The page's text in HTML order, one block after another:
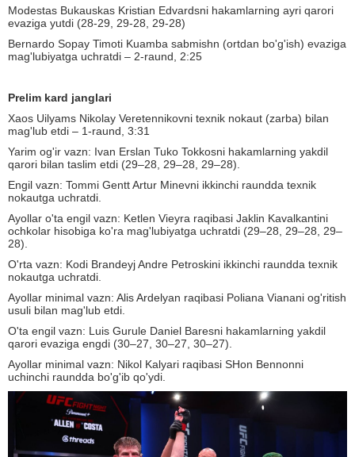
Modestas Bukauskas Kristian Edvardsni hakamlarning ayri qarori
evaziga yutdi (28-29, 29-28, 29-28)
Bernardo Sopay Timoti Kuamba sabmishn (ortdan bo'g'ish) evaziga
mag'lubiyatga uchratdi – 2-raund, 2:25
Prelim kard janglari
Xaos Uilyams Nikolay Veretennikovni texnik nokaut (zarba) bilan
mag'lub etdi – 1-raund, 3:31
Yarim og'ir vazn: Ivan Erslan Tuko Tokkosni hakamlarning yakdil
qarori bilan taslim etdi (29–28, 29–28, 29–28).
Engil vazn: Tommi Gentt Artur Minevni ikkinchi raundda texnik
nokautga uchratdi.
Ayollar o'ta engil vazn: Ketlen Vieyra raqibasi Jaklin Kavalkantini
ochkolar hisobiga ko'ra mag'lubiyatga uchratdi (29–28, 29–28, 29–
28).
O'rta vazn: Kodi Brandeyj Andre Petroskini ikkinchi raundda texnik
nokautga uchratdi.
Ayollar minimal vazn: Alis Ardelyan raqibasi Poliana Vianani og'ritish
usuli bilan mag'lub etdi.
O'ta engil vazn: Luis Gurule Daniel Baresni hakamlarning yakdil
qarori evaziga engdi (30–27, 30–27, 30–27).
Ayollar minimal vazn: Nikol Kalyari raqibasi SHon Bennonni
uchinchi raundda bo'g'ib qo'ydi.